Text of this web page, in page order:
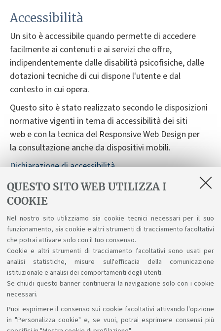
QUESTO SITO WEB UTILIZZA I
COOKIE
Nel nostro sito utilizziamo sia cookie tecnici necessari per il suo
funzionamento, sia cookie e altri strumenti di tracciamento facoltativi
che potrai attivare solo con il tuo consenso.
Cookie e altri strumenti di tracciamento facoltativi sono usati per
analisi statistiche, misure sull'efficacia della comunicazione
istituzionale e analisi dei comportamenti degli utenti.
Se chiudi questo banner continuerai la navigazione solo con i cookie
necessari.
Puoi esprimere il consenso sui cookie facoltativi attivando l'opzione
in "Personalizza cookie" e, se vuoi, potrai esprimere consensi più
Accessibilità
Un sito è accessibile quando permette di accedere
facilmente ai contenuti e ai servizi che offre,
indipendentemente dalle disabilità psicofisiche, dalle
dotazioni tecniche di cui dispone l'utente e dal
contesto in cui opera.
Questo sito è stato realizzato secondo le disposizioni
normative vigenti in tema di accessibilità dei siti
web e con la tecnica del Responsive Web Design per
la consultazione anche da dispositivi mobili.
Dichiarazione di accessibilità
Segnalazioni sull'accessibilità
Nonostante le verifiche, non è sempre possibile
garantire la completa accessibilità del sito. Vi
preghiamo di segnalarci difficoltà riscontrate
nell'accesso alle informazioni e ai servizi scrivendo a
accessibile@unibo.it .
Sosteniamo il diritto alla conoscenza